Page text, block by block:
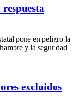
pone en peligro la
y la seguridad
excluidos